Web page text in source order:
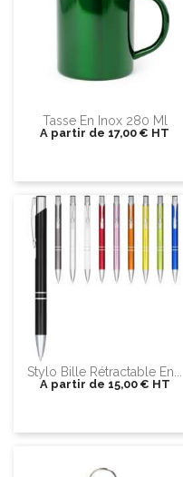
Tasse En Inox 280 Ml
A partir de 17,00 € HT
Stylo Bille Rétractable En...
A partir de 15,00 € HT